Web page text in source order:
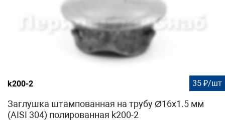
k200-2 35 ₽/шт
Заглушка штампованная на трубу Ø16x1.5 мм
(AISI 304) полированная k200-2